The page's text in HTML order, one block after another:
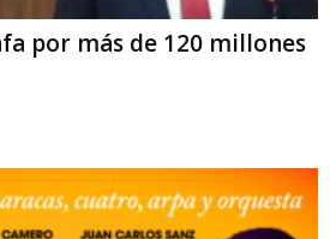
por más de 120 millones